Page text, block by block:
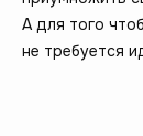
А для того
не требуется